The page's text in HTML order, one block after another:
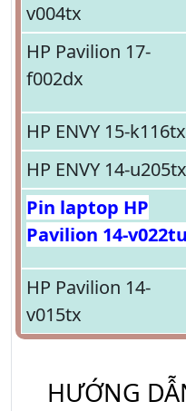
v004tx
HP Pavilion 17-
f002dx
HP ENVY 15-k116tx
HP ENVY 14-u205tx
Pin laptop HP
Pavilion 14-v022tu
HP Pavilion 14-
v015tx
HƯỚNG